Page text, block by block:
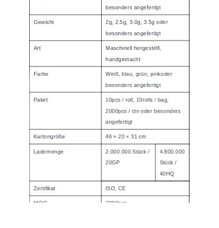
besonders angefertigt
Gewicht
2g, 2.5g, 3.0g, 3.5g oder
besonders angefertigt
Art
Maschinell hergestellt,
handgemacht
Farbe Weiß, blau, grün, pinkoder
besonders angefertigt
Paket
10pcs / roll, 10rolls / bag,
2000pcs / ctn oder besonders
angefertigt
Kartongröße 46 × 20 × 31 cm
Lademenge 2.000.000 Stück /
20GP
4.800.000
Stück /
40HQ
Zertifikat ISO, CE
MOQ 2000pcs